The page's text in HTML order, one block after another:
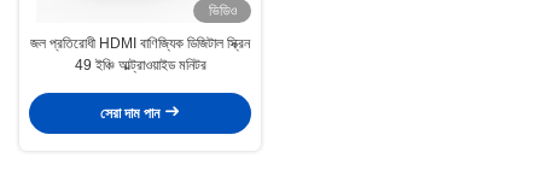
ভিডিও
জল প্রতিরোধী HDMI বাণিজ্যিক ডিজিটাল স্ক্রিন
49 ইঞ্চি আল্ট্রাওয়াইড মনিটর
সেরা দাম পান